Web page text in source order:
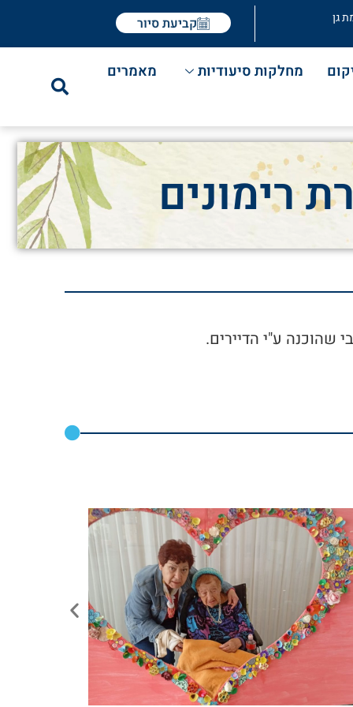
גן קביעת סיור
מחלקות סיעודיות מאמרים
רימונים
שהוכנה ע"י הדיירים.